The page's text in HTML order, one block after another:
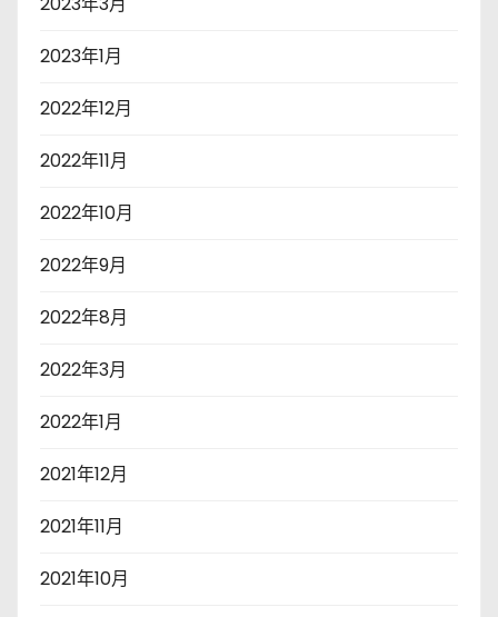
2023年1月
2022年12月
2022年11月
2022年10月
2022年9月
2022年8月
2022年3月
2022年1月
2021年12月
2021年11月
2021年10月